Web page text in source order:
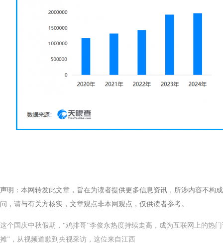
声明：本网转发此文章，旨在为读者提供更多信息资讯，所涉内容不构
问，请与有关方核实，文章观点非本网观点，仅供读者参考。
这个国庆中秋假期，“鸡排哥”李俊永热度持续走高，成为互联网上的热
摊”，从视频道歉到央视采访，这位来自江西